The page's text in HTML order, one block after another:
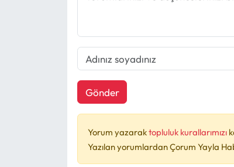
Gönder
Yorum yazaraktopluluk kurallarımızı
Yazılan yorumlardan Çorum Yayla